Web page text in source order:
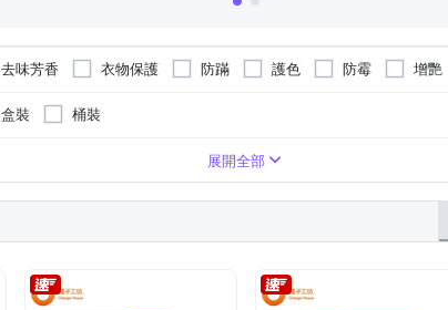
去味芳香 衣物保護 防蹣 護色 防霉 增艷
盒裝 桶裝
馬桶清潔
展開全部